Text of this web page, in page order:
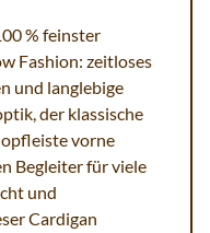
% feinster
Fashion: zeitloses
und langlebige
der klassische
vorne
Begleiter für viele
und
Cardigan